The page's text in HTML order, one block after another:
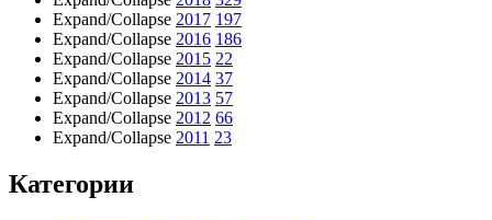
Expand/Collapse 2017 197
Expand/Collapse 2016 186
Expand/Collapse 2015 22
Expand/Collapse 2014 37
Expand/Collapse 2013 57
Expand/Collapse 2012 66
Expand/Collapse 2011 23
Категории